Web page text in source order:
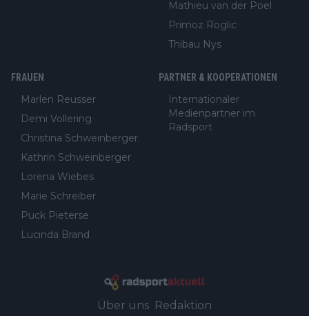
Mathieu van der Poel
Primoz Roglic
Thibau Nys
FRAUEN
Marlen Reusser
Demi Vollering
Christina Schweinberger
Kathrin Schweinberger
Lorena Wiebes
Marie Schreiber
Puck Pieterse
Lucinda Brand
PARTNER & KOOPERATIONEN
Internationaler
Medienpartner im
Radsport
Über uns Redaktion